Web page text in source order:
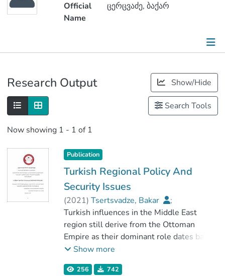
Official
Name
ცერცვაძე, ბაქარ
Research Output Show/Hide
Search Tools
Now showing 1 - 1 of 1
Publication
Turkish Regional Policy And
Security Issues
(2021) Tsertsvadze, Bakar
;
კაპანაძე, მაია
;
სოციალურ მეცნიერებათა ფაკულტეტი
;
Turkish influences in the Middle East
region still derive from the Ottoman
Empire as their dominant role dates back
centuries. Naturally, the genius of the
immediately, all this takes a long time,
Show more
256 742